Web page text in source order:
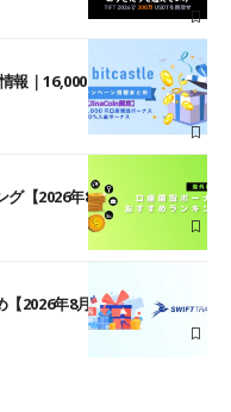
報｜16,000円口座開設ボーナ
グ【2026年8月最新】
2026年8月最新】